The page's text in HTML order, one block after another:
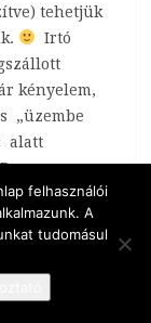
tehetjük
Irtó
kényelem,
„üzembe
alatt
nem
karácsonyig…
felhasználói
A
tudomásul